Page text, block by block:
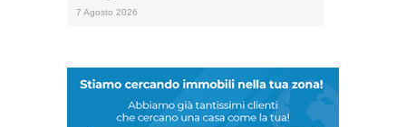
7 Agosto 2026